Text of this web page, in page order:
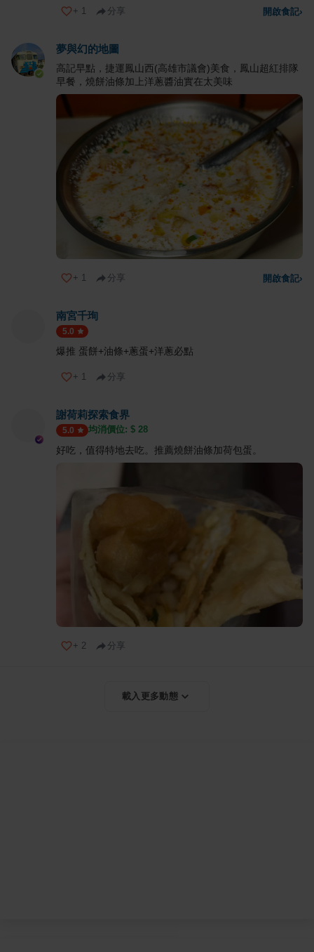
+ 1 分享 開啟食記›
夢與幻的地圖
高記早點，捷運鳳山西(高雄市議會)美食，鳳山超紅排隊
早餐，燒餅油條加上洋蔥醬油實在太美味
+ 1 分享 開啟食記›
南宮千珣
5.0
爆推 蛋餅+油條+蔥蛋+洋蔥必點
+ 1 分享
謝荷莉探索食界
5.0 均消價位: $ 28
好吃，值得特地去吃。推薦燒餅油條加荷包蛋。
+ 2 分享
載入更多動態